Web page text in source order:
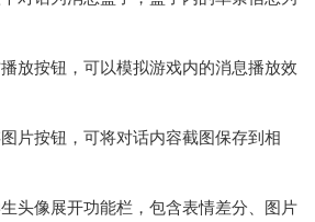
放按钮，可以模拟游戏内的消息播放效
片按钮，可将对话内容截图保存到相
头像展开功能栏，包含表情差分、图片